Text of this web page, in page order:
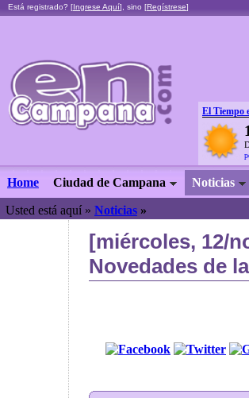
Está registrado? [Ingrese Aquí], sino [Regístrese]
El Tiempo
Home Ciudad de Campana Noticias
Usted está aquí » Noticias »
[miércoles, 12/
Novedades de